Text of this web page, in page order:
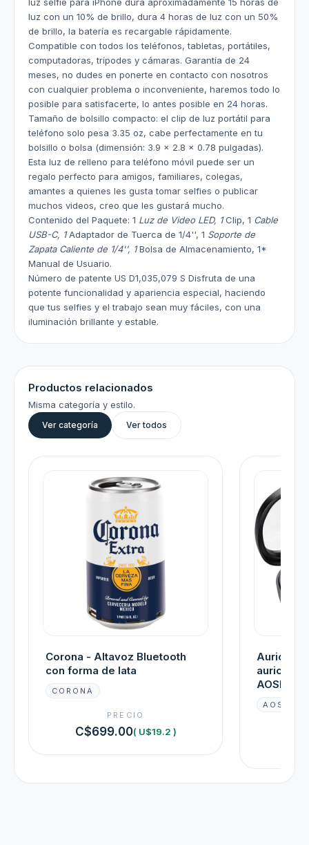
luz con un 10% de brillo, dura 4 horas de luz con un 50%
de brillo, la batería es recargable rápidamente.
Compatible con todos los teléfonos, tabletas, portátiles,
computadoras, trípodes y cámaras. Garantía de 24
meses, no dudes en ponerte en contacto con nosotros
con cualquier problema o inconveniente, haremos todo lo
posible para satisfacerte, lo antes posible en 24 horas.
Tamaño de bolsillo compacto: el clip de luz portátil para
teléfono solo pesa 3.35 oz, cabe perfectamente en tu
bolsillo o bolsa (dimensión: 3.9 x 2.8 x 0.78 pulgadas).
Esta luz de relleno para teléfono móvil puede ser un
regalo perfecto para amigos, familiares, colegas,
amantes a quienes les gusta tomar selfies o publicar
muchos videos, creo que les gustará mucho.
Contenido del Paquete: 1 Luz de Video LED, 1Clip, 1 Cable
USB-C, 1Adaptador de Tuerca de 1/4'', 1 Soporte de
Zapata Caliente de 1/4'', 1Bolsa de Almacenamiento, 1*
Manual de Usuario.
Número de patente US D1,035,079 S Disfruta de una
potente funcionalidad y apariencia especial, haciendo
que tus selfies y el trabajo sean muy fáciles, con una
iluminación brillante y estable.
Productos relacionados
Misma categoría y estilo.
Ver categoría Ver todos
Corona - Altavoz Bluetooth
con forma de lata
CORONA
PRECIO
C$699.00( U$19.2 )
AOSRAU
AOSRAU